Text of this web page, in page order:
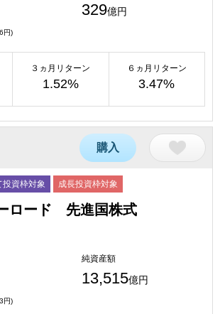
329億円
円)
３ヵ月リターン
1.52%
６ヵ月リターン
3.47%
購入
投資枠対象 成長投資枠対象
ロード 先進国株式
純資産額
13,515億円
円)